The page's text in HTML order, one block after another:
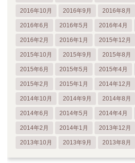
2016年10月 2016年9月 2016年8月
2016年6月 2016年5月 2016年4月
2016年2月 2016年1月 2015年12月
2015年10月 2015年9月 2015年8月
2015年6月 2015年5月 2015年4月
2015年2月 2015年1月 2014年12月
2014年10月 2014年9月 2014年8月
2014年6月 2014年5月 2014年4月
2014年2月 2014年1月 2013年12月
2013年10月 2013年9月 2013年8月